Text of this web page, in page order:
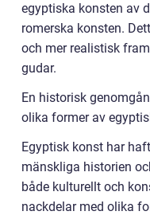
egyptiska konsten av
romerska konsten.
och mer realistisk
gudar.
En historisk
olika former av
Egyptisk konst har
mänskliga historien
både kulturellt och
nackdelar med olika